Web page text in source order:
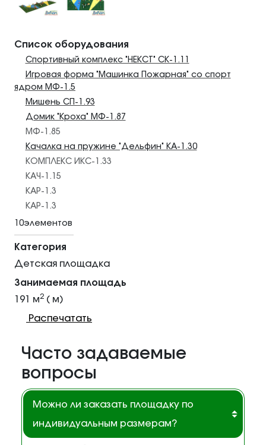
Список оборудования
Спортивный комплекс "НЕКСТ" СК-1.11
Игровая форма "Машинка Пожарная" со спорт
ядром МФ-1.5
Мишень СП-1.93
Домик "Кроха" МФ-1.87
МФ-1.85
Качалка на пружине "Дельфин" КА-1.30
КОМПЛЕКС ИКС-1.33
КАЧ-1.15
КАР-1.3
КАР-1.3
10элементов
Категория
Детская площадка
Занимаемая площадь
191 м2 ( м)
Распечатать
Часто задаваемые
вопросы
Можно ли заказать площадку по
индивидуальным размерам?